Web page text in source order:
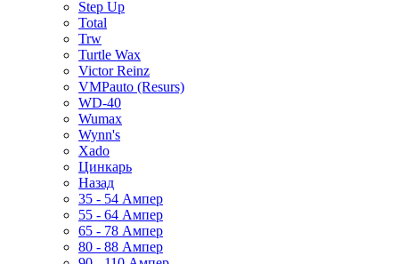
Step Up
Total
Trw
Turtle Wax
Victor Reinz
VMPauto (Resurs)
WD-40
Wumax
Wynn's
Xado
Цинкарь
Назад
35 - 54 Ампер
55 - 64 Ампер
65 - 78 Ампер
80 - 88 Ампер